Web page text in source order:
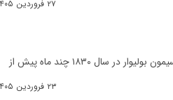
۲۷ فروردین ۱۴۰۵
«آمریکا به چنگ ستمگرانی خرده‌پا و بی‌مقدار خواهد افتاد». سیمون بولیوار در سال ۱۸۳۰ چند ماه پیش از
۲۳ فروردین ۱۴۰۵